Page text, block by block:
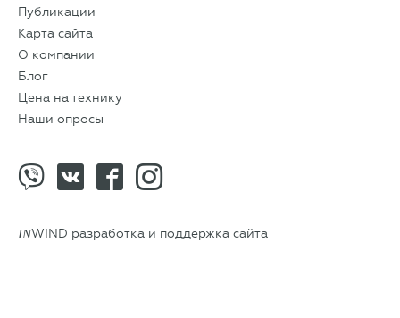
Публикации
Карта сайта
О компании
Блог
Цена на технику
Наши опросы
INWIND разработка и поддержка сайта